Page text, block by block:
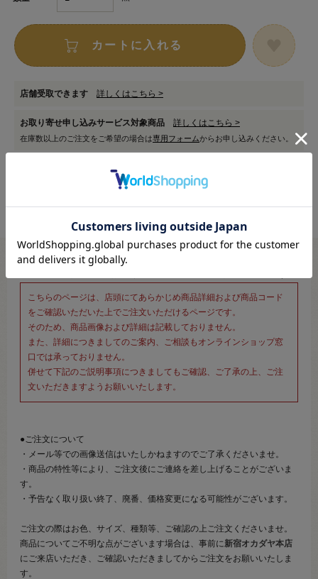
カートに入れる
店舗受取できます 詳しくはこちら >
お取り寄せ申し込みサービス対象商品 詳しくはこちら >
在庫数以上のご注文をご希望の場合は専用フォームからお申し込みください。
こちらのページは、店頭にてあらかじめ商品詳細および商品コード
をご確認いただいた上でご注文いただけるページです。
そのため、商品画像および詳細は記載しておりません。
また、詳細につきましてのご案内、ご相談もオンラインショップ窓
口では承っておりません。
併せて下記のご説明事項につきましてもご確認、ご了承の上、ご注
文いただきますようお願いいたします。
●ご注文について
・メール等での画像送信はいたしかねますのでご了承くださいませ。
・商品の特性等により、ご注文後にご連絡を差し上げることがございま
す。
・予告なく取り扱い終了、廃番、価格変更になる可能性がございます。
ご注文の際はお色、サイズ、種類等、ご確認の上ご注文くださいませ。
商品についてご不明な点がございます場合は、事前に新宿オカダヤ本店
にご来店いただき、ご確認いただきましてからご注文をお願いいたしま
す。